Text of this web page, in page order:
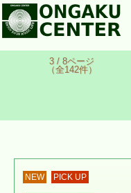
3 / 8ページ
（全142件）
NEW PICK UP